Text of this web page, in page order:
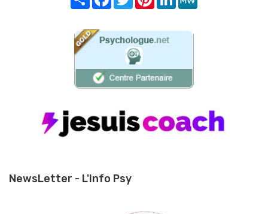
NewsLetter - L'Info Psy